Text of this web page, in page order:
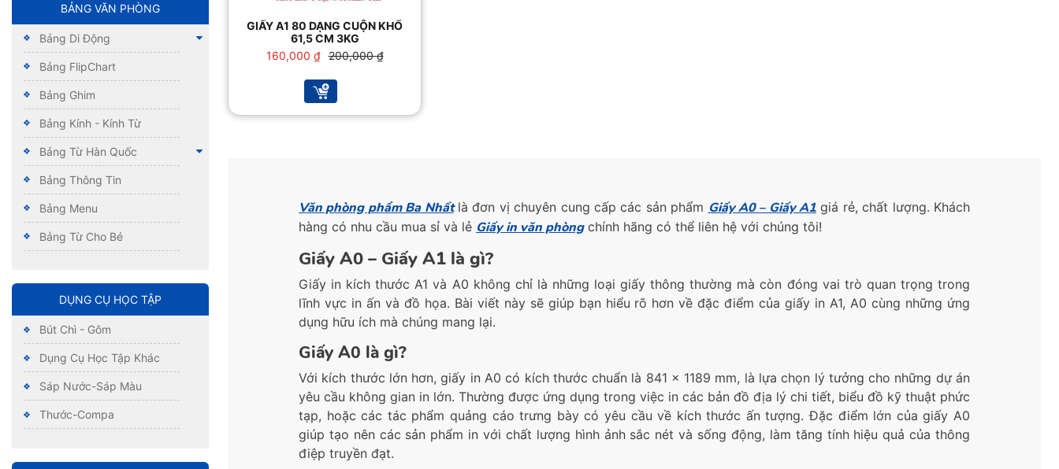
BẢNG VĂN PHÒNG
Bảng Di Động
Bảng FlipChart
Bảng Ghim
Bảng Kính - Kính Từ
Bảng Từ Hàn Quốc
Bảng Thông Tin
Bảng Menu
Bảng Từ Cho Bé
DỤNG CỤ HỌC TẬP
Bút Chì - Gôm
Dụng Cụ Học Tập Khác
Sáp Nước-Sáp Màu
Thước-Compa
GIẤY A1 80 DẠNG CUỘN KHỔ
61,5 CM 3KG
200,000₫
Giá
là:
200,000 ₫.
160,000 ₫ Giá
tại
là:
Văn phòng phẩm Ba Nhấtlà đơn vị chuyên cung cấp các sản phẩm Giấy A0 – Giấy A1 giá rẻ, chất lượng. Khách
hàng có nhu cầu mua sỉ và lẻ Giấy in văn phòngchính hãng có thể liên hệ với chúng tôi!
Giấy A0 – Giấy A1 là gì?
Giấy in kích thước A1 và A0 không chỉ là những loại giấy thông thường mà còn đóng vai trò quan trọng trong
lĩnh vực in ấn và đồ họa. Bài viết này sẽ giúp bạn hiểu rõ hơn về đặc điểm của giấy in A1, A0 cùng những ứng
dụng hữu ích mà chúng mang lại.
Giấy A0 là gì?
Với kích thước lớn hơn, giấy in A0 có kích thước chuẩn là 841 x 1189 mm, là lựa chọn lý tưởng cho những dự án
yêu cầu không gian in lớn. Thường được ứng dụng trong việc in các bản đồ địa lý chi tiết, biểu đồ kỹ thuật phức
tạp, hoặc các tác phẩm quảng cáo trưng bày có yêu cầu về kích thước ấn tượng. Đặc điểm lớn của giấy A0
giúp tạo nên các sản phẩm in với chất lượng hình ảnh sắc nét và sống động, làm tăng tính hiệu quả của thông
điệp truyền đạt.